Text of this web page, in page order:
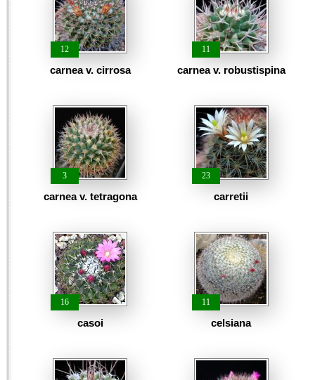
12
carnea v. cirrosa
11
carnea v. robustispina
3
carnea v. tetragona
23
carretii
16
casoi
11
celsiana